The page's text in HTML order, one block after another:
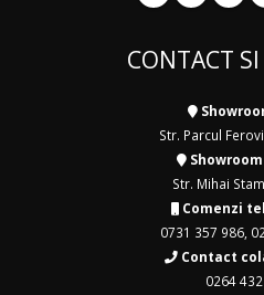
CONTACT
Str. Parcul
Str. Mihai
Comenzi
0731 357 986
Contact
0264